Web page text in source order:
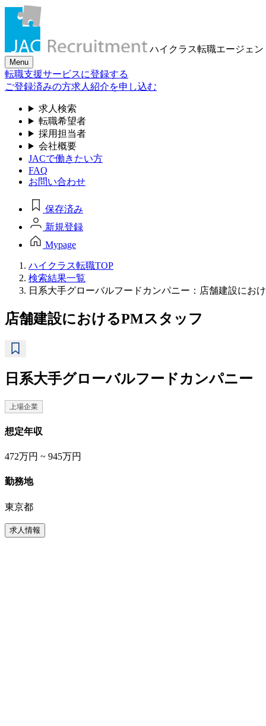
ハイクラス転職エージェン
Menu
転職支援サービスに登録する
ご登録済みの方求人紹介を申し込む
求人検索
転職希望者
採用担当者
会社概要
JACで働きたい方
FAQ
お問い合わせ
保存済み
新規登録
Mypage
ハイクラス転職TOP
検索結果一覧
日系大手グローバルフードカンパニー：店舗建設にお
店舗建設におけるPMスタッフ
日系大手グローバルフードカンパニー
上場企業
想定年収
472万円 ~ 945万円
勤務地
東京都
求人情報